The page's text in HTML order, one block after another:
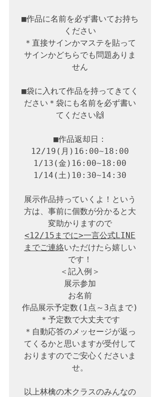
■作品に名前を必ず書いてお持ち
ください
＊直接サインかマステを貼って
サインかどちらでも問題ありま
せん
■袋に入れて作品を持ってきてく
ださい＊袋にも名前を必ず書い
てください🙌
■作品返却日：
12/19(月)16:00~18:00
1/13(金)16:00~18:00
1/14(土)10:30~14:30
展示作品持っていくよ！という
方は、事前に個数が分かると大
<12/15までに>一言公式LINE
までご連絡いただけたら嬉しい
です！
＜記入例＞
展示参加
お名前
作品展示予定数(1点～3点まで)
＊予定数で大丈夫です
＊自動応答のメッセージが返っ
てくるかと思いますが受付して
おりますのでご安心くださいま
せ。
以上林檎の木クラスのみんなの